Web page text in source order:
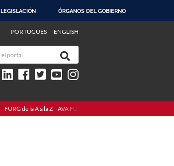
LEGISLACIÓN ÓRGANOS DEL GOBIERNO
PORTUGUÊS ENGLISH
FURG de la A a la Z AVA FURG